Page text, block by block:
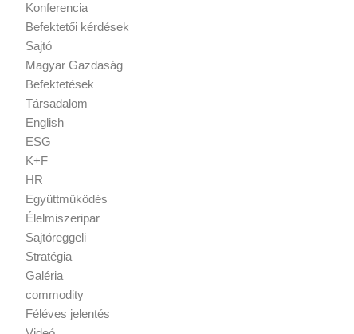
Konferencia
Befektetői kérdések
Sajtó
Magyar Gazdaság
Befektetések
Társadalom
English
ESG
K+F
HR
Együttműködés
Élelmiszeripar
Sajtóreggeli
Stratégia
Galéria
commodity
Féléves jelentés